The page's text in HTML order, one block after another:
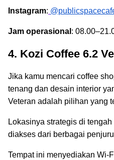
Instagram:
Jam operasional :
4. Kozi Coffee 6.2
Jika kamu mencari coffee
tenang dan desain interior
Veteran adalah pilihan yang
Lokasinya strategis di
diakses dari berbagai
Tempat ini menyediakan Wi-